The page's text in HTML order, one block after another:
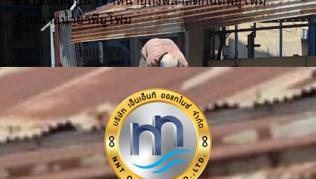
จำหน่ายน้ำยาพียูโฟม